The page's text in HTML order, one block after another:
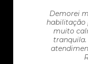
Demorei
habilitação
muito